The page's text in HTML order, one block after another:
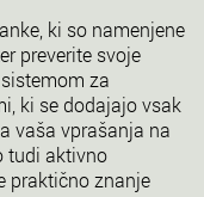
ki so namenjene
preverite svoje
za
ki se dodajajo vsak
vaša vprašanja na
tudi aktivno
praktično znanje